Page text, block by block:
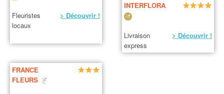
Fleuristes
locaux
> Découvrir !
INTERFLORA
Livraison
express
> Découvrir !
FRANCE
FLEURS